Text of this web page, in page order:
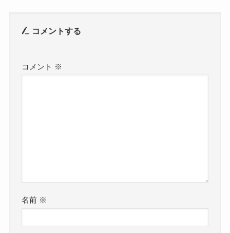
コメントする
コメント ※
名前 ※